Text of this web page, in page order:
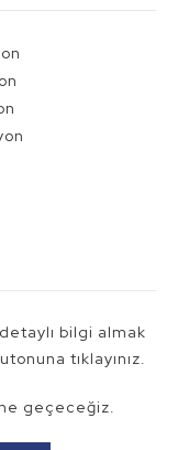
bilgi almak
tıklayınız.
geçeceğiz.